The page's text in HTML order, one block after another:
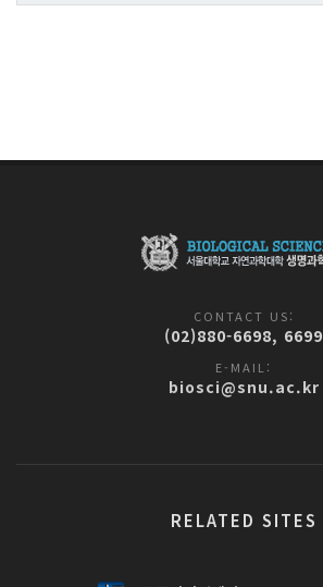
CONTACT US:
(02)880-6698, 6699
E-MAIL:
biosci@snu.ac.kr
RELATED SITES